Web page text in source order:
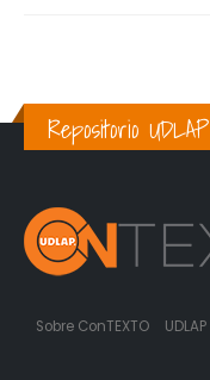
Repositorio UDLAP
Sobre ConTEXTO UDLAP